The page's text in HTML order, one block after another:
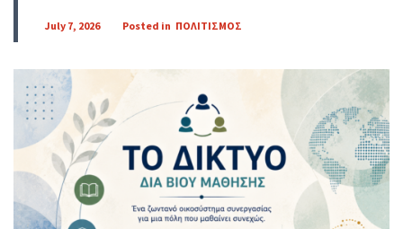
July 7, 2026 Posted in ΠΟΛΙΤΙΣΜΟΣ